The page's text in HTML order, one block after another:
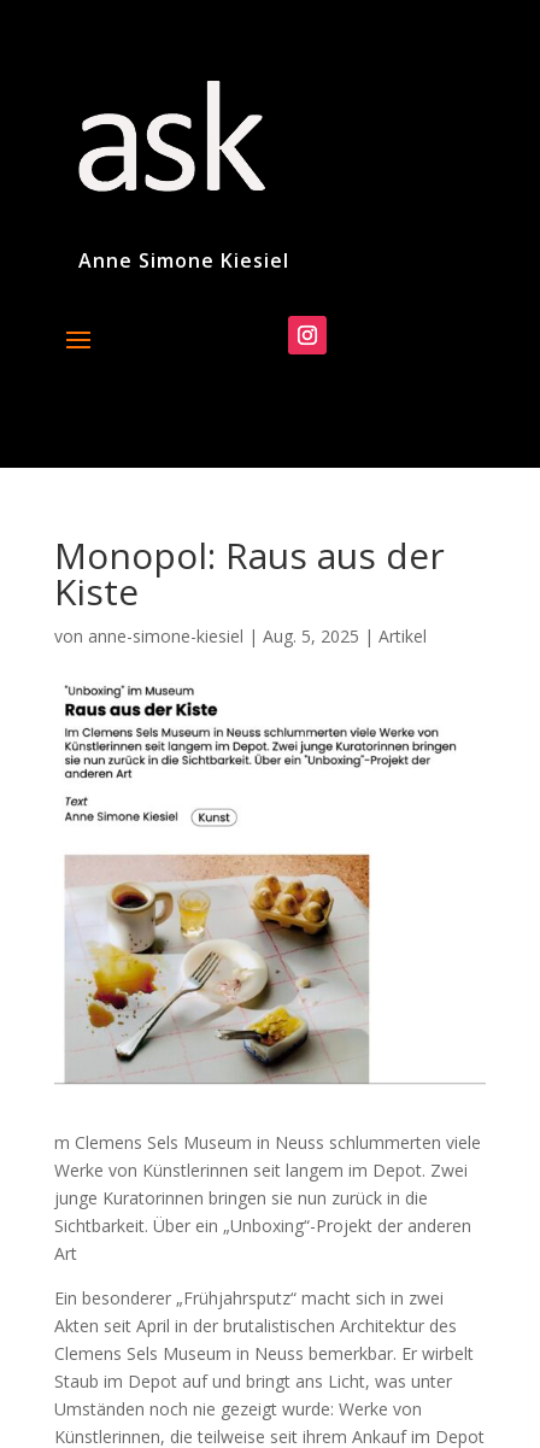
Anne Simone Kiesiel
Monopol: Raus aus der
Kiste
von anne-simone-kiesiel | Aug. 5, 2025 | Artikel
m Clemens Sels Museum in Neuss schlummerten viele
Werke von Künstlerinnen seit langem im Depot. Zwei
junge Kuratorinnen bringen sie nun zurück in die
Sichtbarkeit. Über ein „Unboxing“-Projekt der anderen
Art
Ein besonderer „Frühjahrsputz“ macht sich in zwei
Akten seit April in der brutalistischen Architektur des
Clemens Sels Museum in Neuss bemerkbar. Er wirbelt
Staub im Depot auf und bringt ans Licht, was unter
Umständen noch nie gezeigt wurde: Werke von
Künstlerinnen, die teilweise seit ihrem Ankauf im Depot